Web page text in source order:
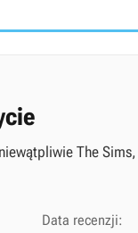
The
Data recenzji: